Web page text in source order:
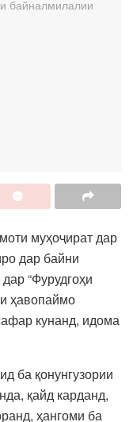
муҳоҷират дар
дар байни
“Фурудгоҳи
ҳавопаймо
кунанд, идома
ба қонунгузории
қайд карданд,
ҳангоми ба